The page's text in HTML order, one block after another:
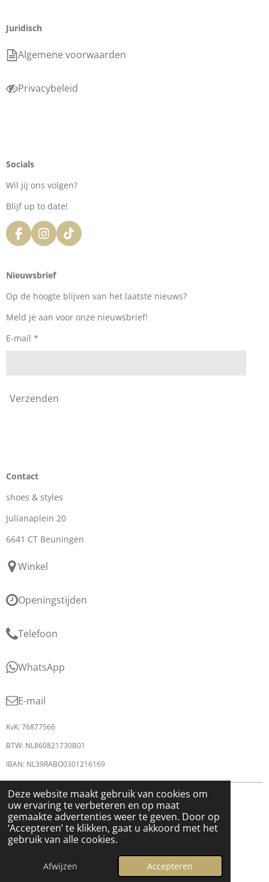
Deze website maakt gebruik van cookies om
uw ervaring te verbeteren en op maat
gemaakte advertenties weer te geven. Door op
‘Accepteren’ te klikken, gaat u akkoord met het
gebruik van alle cookies.
Afwijzen Accepteren
Juridisch
Algemene voorwaarden
Privacybeleid
Socials
Wil jij ons volgen?
Blijf up to date!
F
a
e
o
k
I
n
t
g
a
T
i
k
Nieuwsbrief
Op de hoogte blijven van het laatste nieuws?
Meld je aan voor onze nieuwsbrief!
E-mail *
Verzenden
Contact
shoes & styles
Julianaplein 20
6641 CT Beuningen
Winkel
Openingstijden
Telefoon
WhatsApp
E-mail
KvK: 76877566
BTW: NL860821730B01
IBAN: NL39RABO0301216169
© 2026 shoes & styles